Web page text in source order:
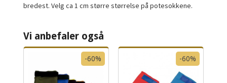
bredest. Velg ca 1 cm større størrelse på potesokkene.
Vi anbefaler også
-60% -60%